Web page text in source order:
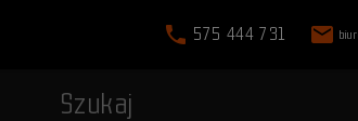
phone 575 444 731 mail
Szukaj